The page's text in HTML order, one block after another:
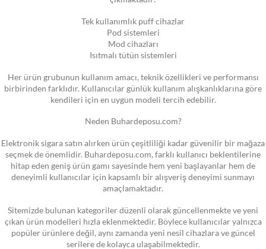
Tek kullanımlık puff cihazlar
Pod sistemleri
Mod cihazları
Isıtmalı tütün sistemleri
Her ürün grubunun kullanım amacı, teknik özellikleri ve performansı
birbirinden farklıdır. Kullanıcılar günlük kullanım alışkanlıklarına göre
kendileri için en uygun modeli tercih edebilir.
Neden Buhardeposu.com?
Elektronik sigara satın alırken ürün çeşitliliği kadar güvenilir bir mağaza
seçmek de önemlidir. Buhardeposu.com, farklı kullanıcı beklentilerine
hitap eden geniş ürün gamı sayesinde hem yeni başlayanlar hem de
deneyimli kullanıcılar için kapsamlı bir alışveriş deneyimi sunmayı
amaçlamaktadır.
Sitemizde bulunan kategoriler düzenli olarak güncellenmekte ve yeni
çıkan ürün modelleri hızla eklenmektedir. Böylece kullanıcılar yalnızca
popüler ürünlere değil, aynı zamanda yeni nesil cihazlara ve güncel
serilere de kolayca ulaşabilmektedir.